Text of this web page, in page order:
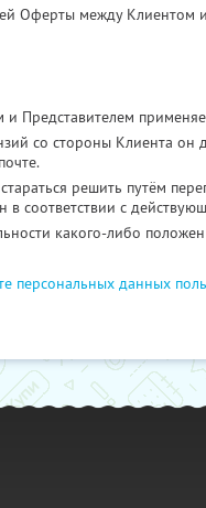
Оферты между Клиентом
Представителем
со стороны Клиента
решить путём
в соответствии с
какого-либо
персональных данных